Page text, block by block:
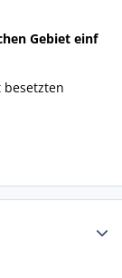
Gebiet einf